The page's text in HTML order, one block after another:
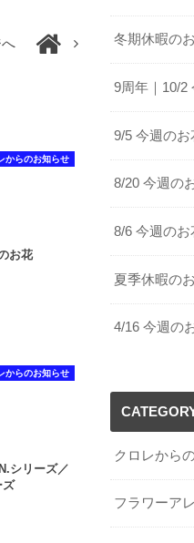
へ
からのお知らせ
お花
からのお知らせ
シリーズ／
ズ
冬期休暇の
9周年｜10/2
9/5 今週のお
8/20 今週の
8/6 今週のお
夏季休暇の
4/16 今週の
クロレから
フラワーア